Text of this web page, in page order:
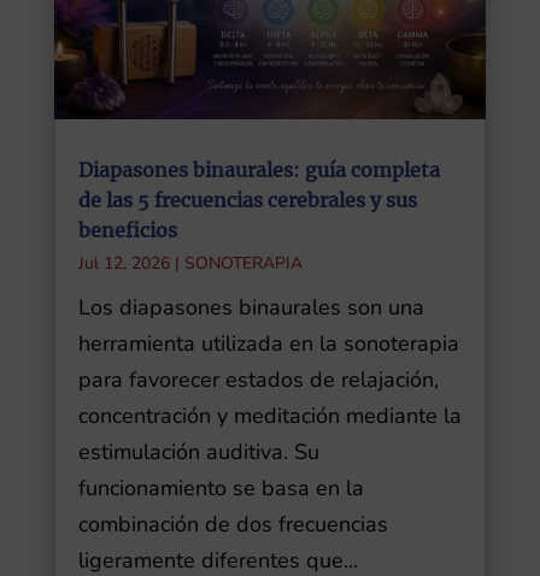
Diapasones binaurales: guía completa
de las 5 frecuencias cerebrales y sus
beneficios
Jul 12, 2026| SONOTERAPIA
Los diapasones binaurales son una
herramienta utilizada en la sonoterapia
para favorecer estados de relajación,
concentración y meditación mediante la
estimulación auditiva. Su
funcionamiento se basa en la
combinación de dos frecuencias
ligeramente diferentes que...